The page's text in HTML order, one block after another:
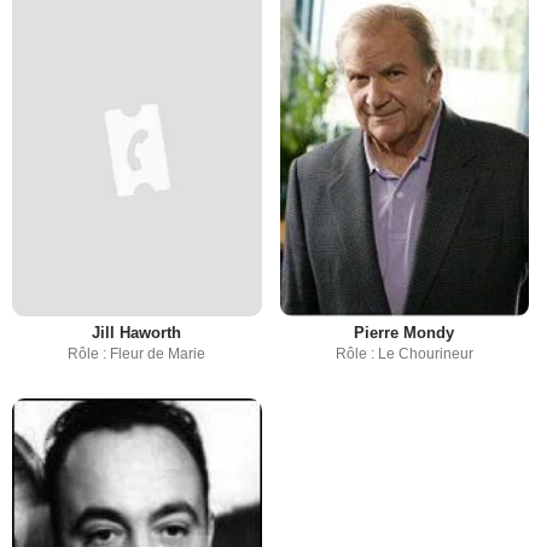
Jill Haworth
Rôle : Fleur de Marie
Pierre Mondy
Rôle : Le Chourineur